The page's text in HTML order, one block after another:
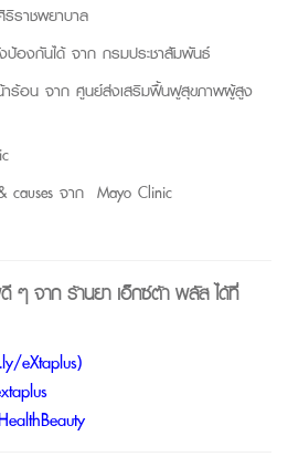
ราชพยาบาล
ป้องกันได้ จาก กรมประชาสัมพันธ์
าร้อน จาก ศูนย์ส่งเสริมฟื้นฟูสุขภาพผู้สูง
causes จาก Mayo Clinic
ดี ๆ จากร้านยา เอ็กซ์ต้า พลัสได้ที่
eXtaplus)